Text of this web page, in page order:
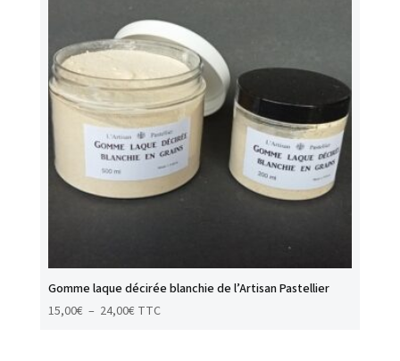
Gomme laque décirée blanchie de l’Artisan Pastellier
15,00€ – 24,00€Plage
TTC